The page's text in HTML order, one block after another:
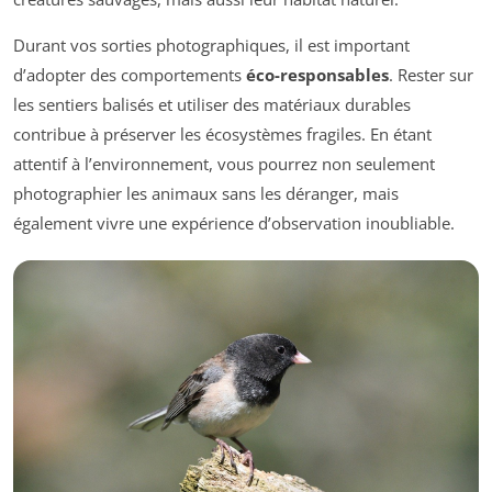
Durant vos sorties photographiques, il est important
d’adopter des comportements éco-responsables. Rester sur
les sentiers balisés et utiliser des matériaux durables
contribue à préserver les écosystèmes fragiles. En étant
attentif à l’environnement, vous pourrez non seulement
photographier les animaux sans les déranger, mais
également vivre une expérience d’observation inoubliable.